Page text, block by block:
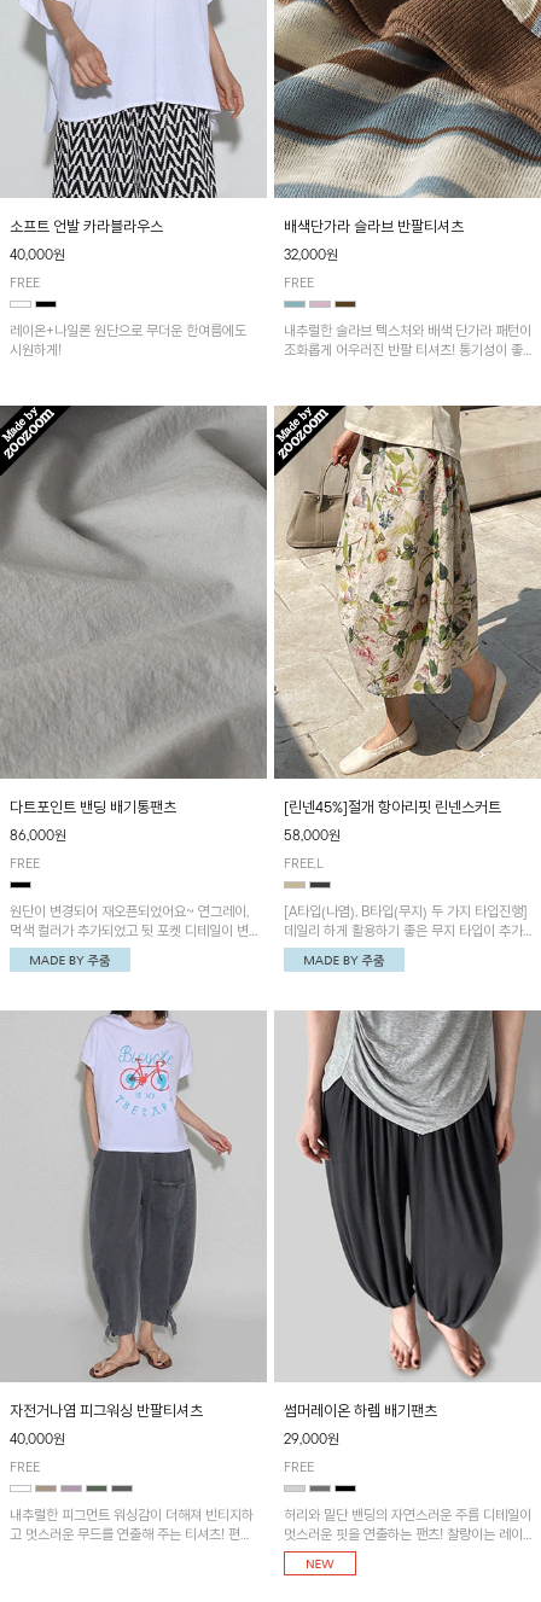
소프트 언발 카라블라우스
40,000원
FREE
레이온+나일론 원단으로 무더운 한여름에도
시원하게!
배색단가라 슬라브 반팔티셔츠
32,000원
FREE
내추럴한 슬라브 텍스처와 배색 단가라 패턴이
조화롭게 어우러진 반팔 티셔츠! 통기성이 좋
다트포인트 밴딩 배기통팬츠
86,000원
FREE
원단이 변경되어 재오픈되었어요~ 연그레이,
먹색 컬러가 추가되었고 뒷 포켓 디테일이 변
경되었습니다~가볍고 시원하게 착용되는 배
기통팬츠! 허리밴딩과 여유로운 통으로 편안해
[린넨45%]절개 항아리핏 린넨스커트
58,000원
FREE,L
[A타입(나염), B타입(무지) 두 가지 타입진행]
데일리 하게 활용하기 좋은 무지 타입이 추가
되었어요~ 볼륨감 있는 항아리핏 실루엣이 유
니크하며 포켓디테일이 POINT!
자전거나염 피그워싱 반팔티셔츠
40,000원
FREE
내추럴한 피그먼트 워싱감이 더해져 빈티지하
고 멋스러운 무드를 연출해 주는 티셔츠! 편안
썸머레이온 하렘 배기팬츠
29,000원
FREE
허리와 밑단 밴딩의 자연스러운 주름 디테일이
멋스러운 핏을 연출하는 팬츠! 찰랑이는 레이
온 소재로 가볍고 시원하게 착용되며, 여유로
운 실루엣으로 활동성이 좋아 데일리 하게 즐